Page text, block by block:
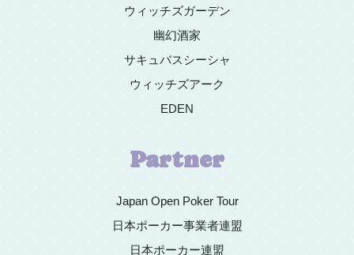
ウィッチズガーデン
幽幻酒家
サキュバスシーシャ
ウィッチズアーク
EDEN
Partner
Japan Open Poker Tour
日本ポーカー事業者連盟
日本ポーカー連盟